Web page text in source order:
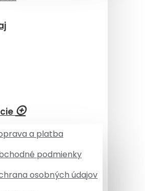
a platba
podmienky
osobných údajov